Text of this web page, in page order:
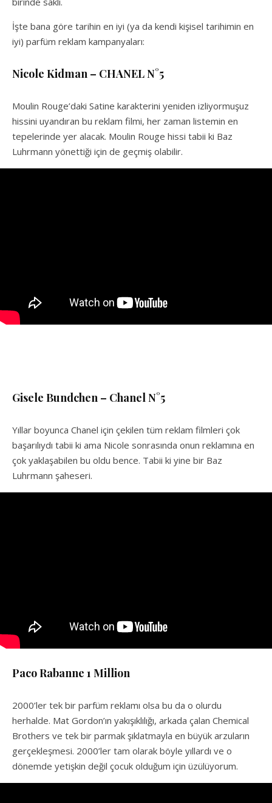
İşte bana göre tarihin en iyi (ya da kendi kişisel tarihimin en
iyi) parfüm reklam kampanyaları:
Nicole Kidman – CHANEL N°5
Moulin Rouge’daki Satine karakterini yeniden izliyormuşuz
hissini uyandıran bu reklam filmi, her zaman listemin en
tepelerinde yer alacak. Moulin Rouge hissi tabii ki Baz
Luhrmann yönettiği için de geçmiş olabilir.
Gisele Bundchen – Chanel N°5
Yıllar boyunca Chanel için çekilen tüm reklam filmleri çok
başarılıydı tabii ki ama Nicole sonrasında onun reklamına en
çok yaklaşabilen bu oldu bence. Tabii ki yine bir Baz
Luhrmann şaheseri.
Paco Rabanne 1 Million
2000’ler tek bir parfüm reklamı olsa bu da o olurdu
herhalde. Mat Gordon’ın yakışıklılığı, arkada çalan Chemical
Brothers ve tek bir parmak şıklatmayla en büyük arzuların
gerçekleşmesi. 2000’ler tam olarak böyle yıllardı ve o
dönemde yetişkin değil çocuk olduğum için üzülüyorum.